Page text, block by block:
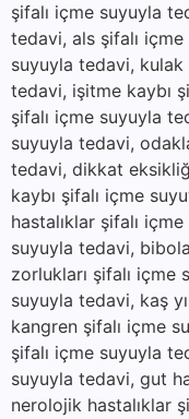
şifalı içme suyuyla
tedavi, als şifalı
suyuyla tedavi, kulak
tedavi, işitme kaybı
şifalı içme suyuyla
suyuyla tedavi,
tedavi, dikkat
kaybı şifalı içme
hastalıklar şifalı
suyuyla tedavi,
zorlukları şifalı içme
suyuyla tedavi, kaş
kangren şifalı içme
şifalı içme suyuyla
suyuyla tedavi, gut
nerolojik hastalıklar